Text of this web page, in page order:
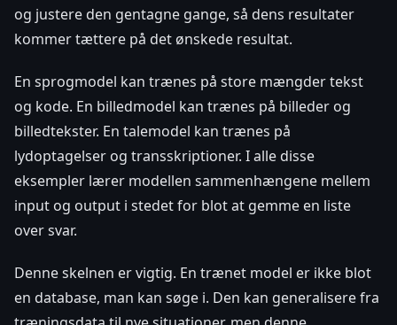
og justere den gentagne gange, så dens resultater
kommer tættere på det ønskede resultat.
En sprogmodel kan trænes på store mængder tekst
og kode. En billedmodel kan trænes på billeder og
billedtekster. En talemodel kan trænes på
lydoptagelser og transskriptioner. I alle disse
eksempler lærer modellen sammenhængene mellem
input og output i stedet for blot at gemme en liste
over svar.
Denne skelnen er vigtig. En trænet model er ikke blot
en database, man kan søge i. Den kan generalisere fra